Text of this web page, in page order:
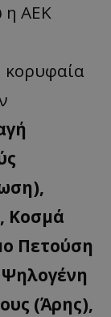
η ΑΕΚ
κορυφαία
Κοσμά
Πετούση
(Άρης),